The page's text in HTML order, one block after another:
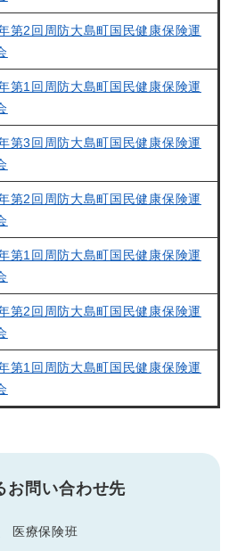
第2回周防大島町国民健康保険運
第1回周防大島町国民健康保険運
第3回周防大島町国民健康保険運
第2回周防大島町国民健康保険運
第1回周防大島町国民健康保険運
第2回周防大島町国民健康保険運
第1回周防大島町国民健康保険運
お問い合わせ先
医療保険班